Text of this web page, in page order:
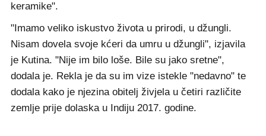
keramike".
"Imamo veliko iskustvo života u prirodi, u džungli.
Nisam dovela svoje kćeri da umru u džungli", izjavila
je Kutina. "Nije im bilo loše. Bile su jako sretne",
dodala je. Rekla je da su im vize istekle "nedavno" te
dodala kako je njezina obitelj živjela u četiri različite
zemlje prije dolaska u Indiju 2017. godine.